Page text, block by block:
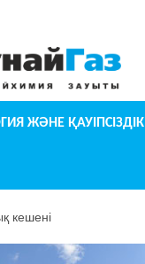
ЖӘНЕ ҚАУІПСІЗДІК
кешені